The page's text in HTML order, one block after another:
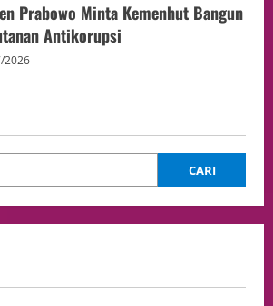
Prabowo Minta Kemenhut Bangun
Antikorupsi
2026
CARI